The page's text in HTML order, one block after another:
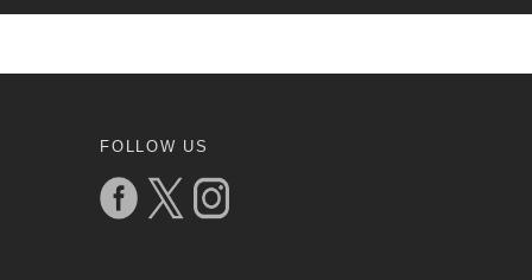
FOLLOW US